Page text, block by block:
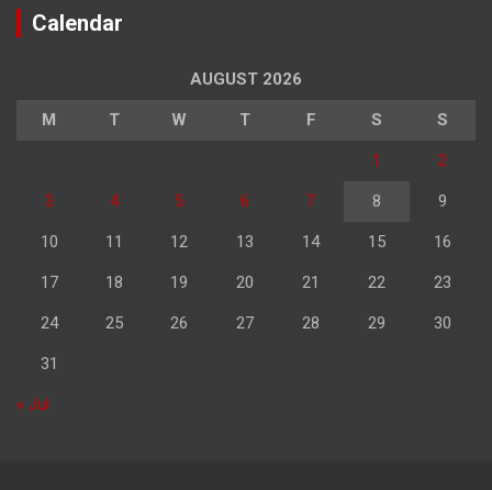
Calendar
AUGUST 2026
M T W T F S S
1 2
3 4 5 6 7 8 9
10 11 12 13 14 15 16
17 18 19 20 21 22 23
24 25 26 27 28 29 30
31
« Jul